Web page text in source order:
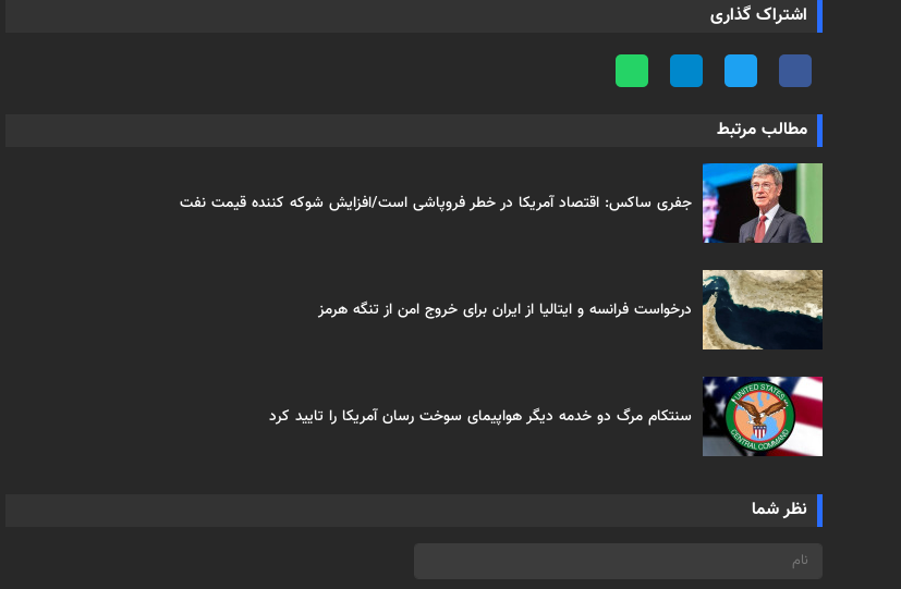
اشتراک گذاری
مطالب مرتبط
جفری ساکس: اقتصاد آمریکا در خطر فروپاشی است/افزایش شوکه کننده قیمت نفت
درخواست فرانسه و ایتالیا از ایران برای خروج امن از تنگه هرمز
سنتکام مرگ دو خدمه دیگر هواپیمای سوخت رسان آمریکا را تایید کرد
نظر شما